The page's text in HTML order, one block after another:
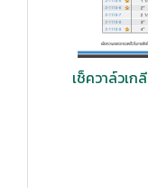
เช็ควาล์วเก